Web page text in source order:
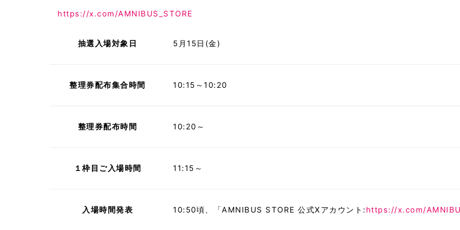
https://x.com/AMNIBUS_STORE
抽選入場対象日 5月15日(金)
整理券配布集合時間 10:15～10:20
整理券配布時間 10:20～
１枠目ご入場時間 11:15～
入場時間発表 10:50頃、「AMNIBUS STORE 公式Xアカウント: https://x.com/